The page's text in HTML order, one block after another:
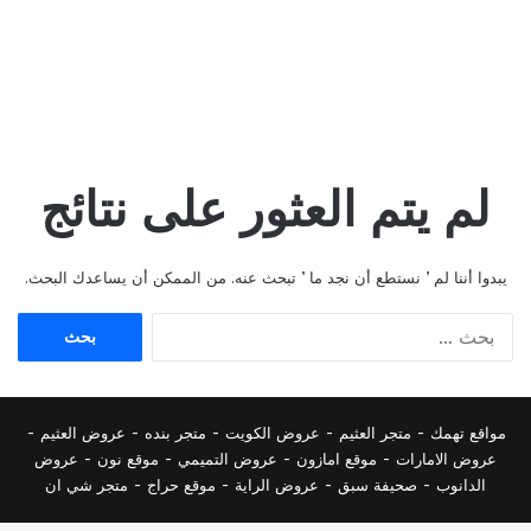
لم يتم العثور على نتائج
يبدوا أننا لم ’ نستطع أن نجد ما ’ تبحث عنه. من الممكن أن يساعدك البحث.
مواقع تهمك - متجر العثيم - عروض الكويت - متجر بنده - عروض العثيم -
عروض الامارات - موقع امازون - عروض التميمي - موقع نون - عروض
الدانوب - صحيفة سبق - عروض الراية - موقع حراج - متجر شي ان